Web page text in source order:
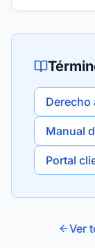
Derecho
Manual
Portal
Ver